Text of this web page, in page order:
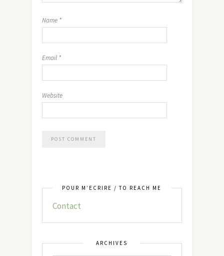
Name *
Email *
Website
POUR M’ÉCRIRE / TO REACH ME
Contact
ARCHIVES